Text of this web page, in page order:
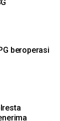
beroperasi